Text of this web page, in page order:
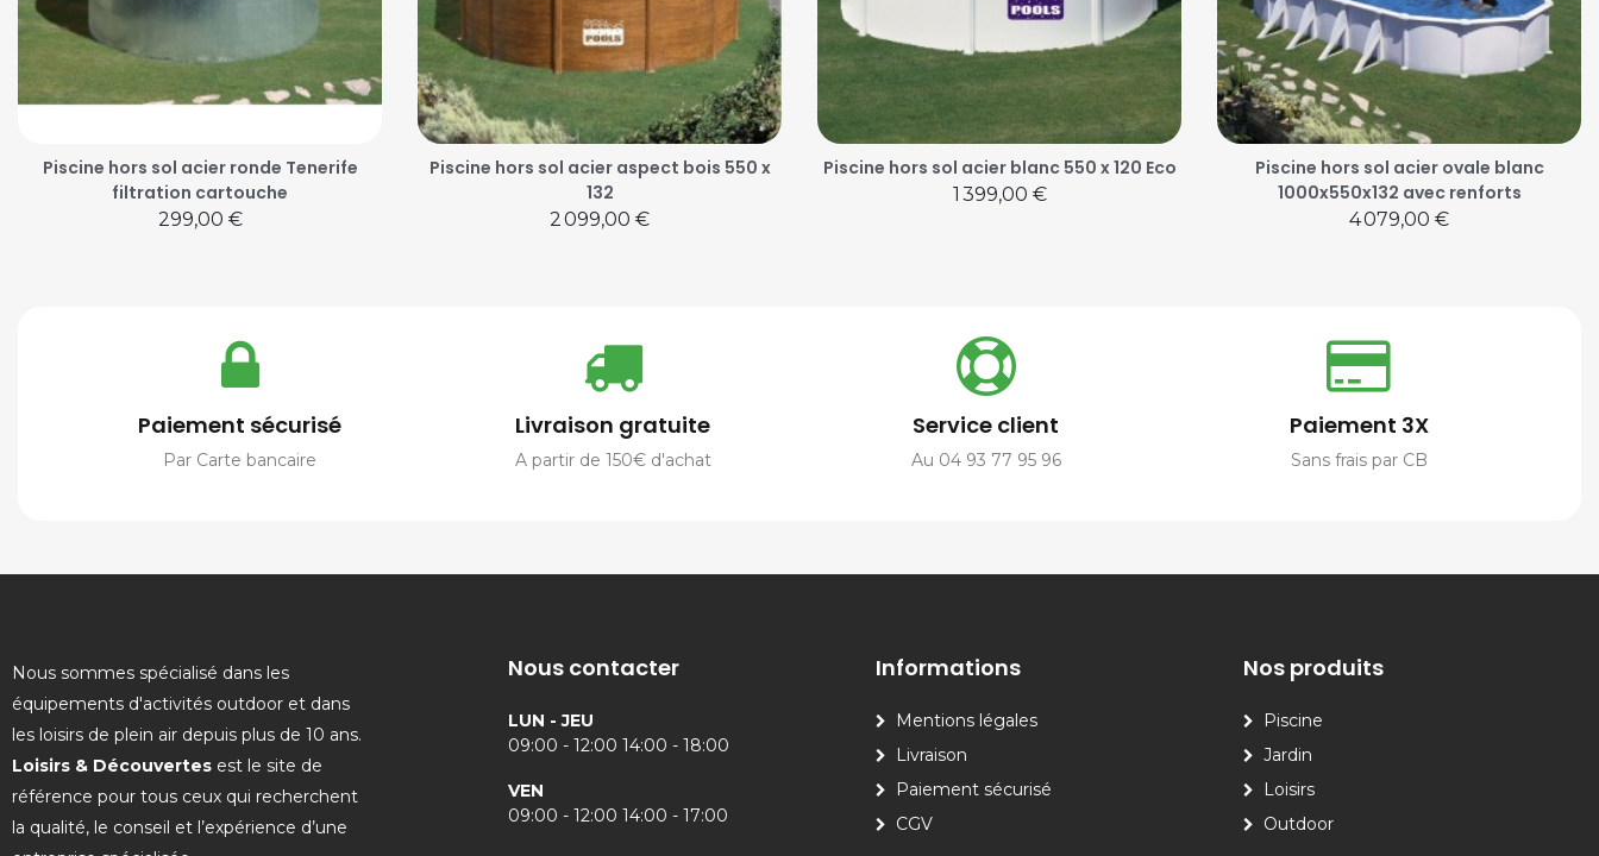
Piscine hors sol acier ronde Tenerife
filtration cartouche
Prix
299,00 €
Piscine hors sol acier aspect bois 550 x
132
Prix
2 099,00 €
Piscine hors sol acier blanc 550 x 120 Eco
Prix
1 399,00 €
Piscine hors sol acier ovale blanc
1000x550x132 avec renforts
Prix
4 079,00 €
Paiement sécurisé
Par Carte bancaire
Livraison gratuite
A partir de 150€ d'achat
Service client
Au 04 93 77 95 96
Paiement 3X
Sans frais par CB
Nous sommes spécialisé dans les
équipements d'activités outdoor et dans
les loisirs de plein air depuis plus de 10 ans.
Loisirs & Découvertes est le site de
référence pour tous ceux qui recherchent
la qualité, le conseil et l’expérience d’une
Nous contacter
LUN - JEU
09:00 - 12:00 14:00 - 18:00
VEN
09:00 - 12:00 14:00 - 17:00
Informations
Mentions légales
Livraison
Paiement sécurisé
CGV
Nos produits
Piscine
Jardin
Loisirs
Outdoor